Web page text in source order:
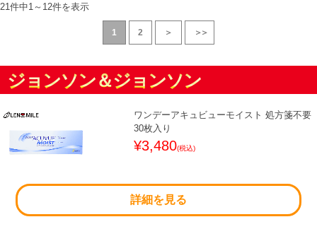
21件中1 ～ 12件を表示
1 2 ＞ ＞＞
ジョンソン＆ジョンソン
ワンデーアキュビューモイスト 処方箋不要
30枚入り
¥3,480(税込)
詳細を見る